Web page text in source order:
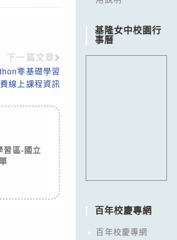
下一篇文章
零基礎學習
線上課程資訊
習區-國立
基隆女中校園行
事曆
百年校慶專網
百年校慶專網